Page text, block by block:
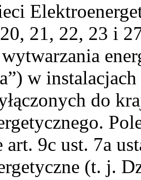
21, 22, 23 i
w
do
art. 9c ust. 7a
(t. j.